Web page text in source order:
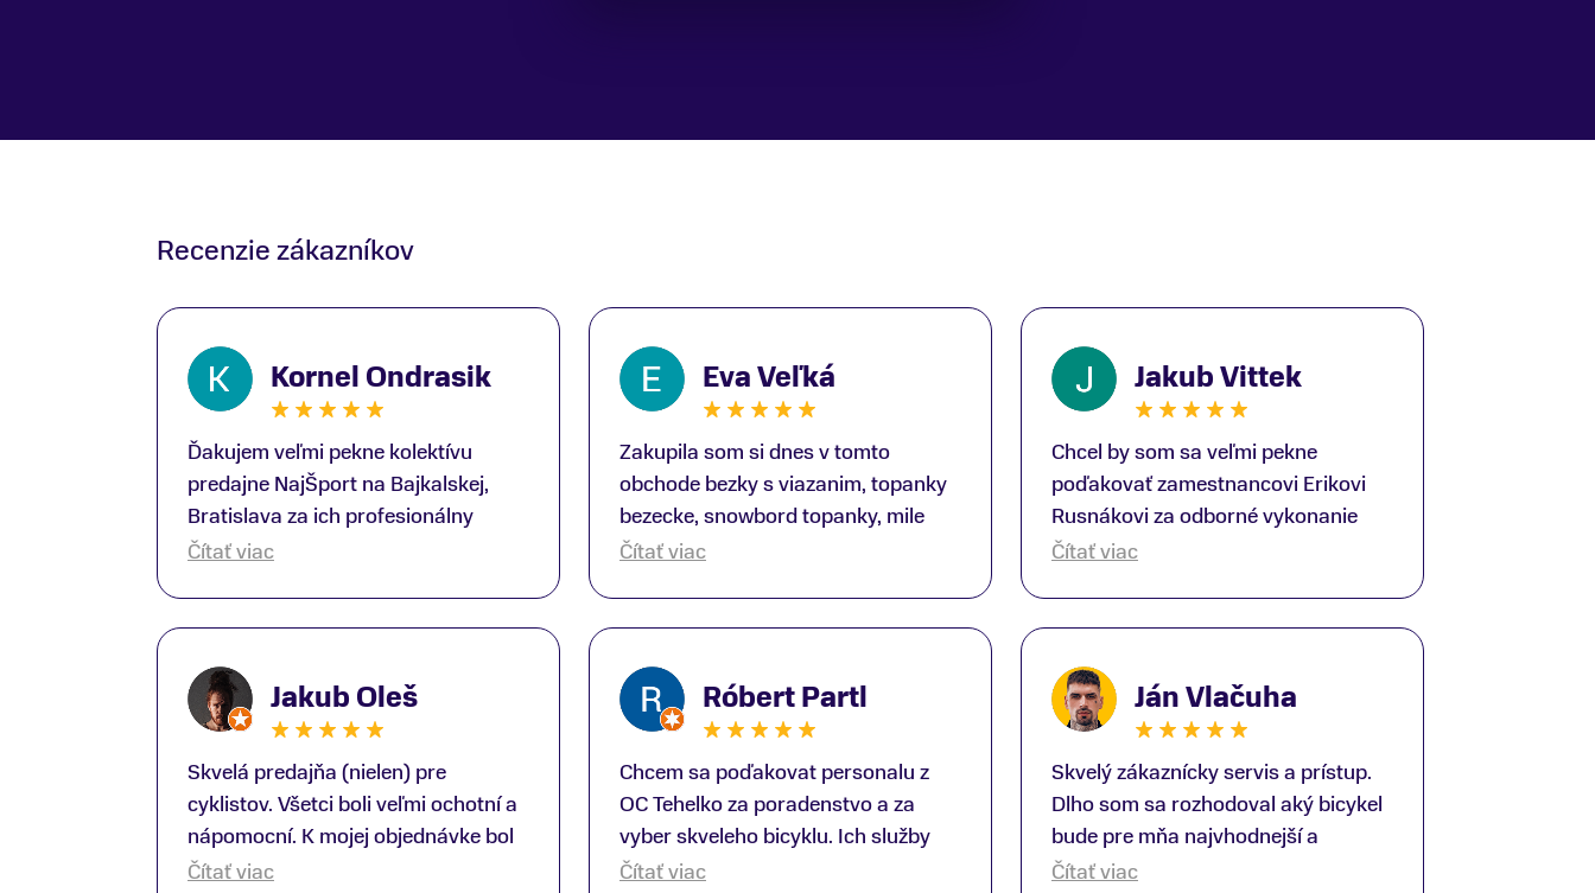
Recenzie zákazníkov
Kornel Ondrasik
Ďakujem veľmi pekne kolektívu
predajne NajŠport na Bajkalskej,
Bratislava za ich profesionálny
prístup k zákazníkom; Zvlášť
ako aj prilby.. všetko značka Atomic;
Pán Martin Guniš mi svojou
odbornosťou otvoril nové obzory a
dozvedel som sa, vďaka jeho
profesionálnemu prístupu k
zákazníkovi, up-to-date informácie o
nových trendoch v lyžiarských
Čítať viac
Eva Veľká
Zakupila som si dnes v tomto
obchode bezky s viazanim, topanky
bezecke, snowbord topanky, mile
prekvapenie ako Peter, ktory nas
Čítať viac
Jakub Vittek
Chcel by som sa veľmi pekne
poďakovať zamestnancovi Erikovi
Rusnákovi za odborné vykonanie
bike-fittingu. Je to super človek na
otázky odpovedal bez zaváhania.
Ešte raz ďakujem.
Čítať viac
Jakub Oleš
Skvelá predajňa (nielen) pre
cyklistov. Všetci boli veľmi ochotní a
nápomocní. K mojej objednávke bol
pridelený Oliver, ktorý mi spravil z
Čítať viac
Róbert Partl
Chcem sa poďakovat personalu z
OC Tehelko za poradenstvo a za
vyber skveleho bicyklu. Ich služby
rad využijem zas rad znovu.
Čítať viac
Ján Vlačuha
Skvelý zákaznícky servis a prístup.
Dlho som sa rozhodoval aký bicykel
bude pre mňa najvhodnejší a
predajňu som navštívil viac krát.
Čítať viac